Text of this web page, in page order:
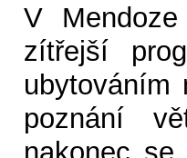
V
zítřejší
ubytováním
poznání